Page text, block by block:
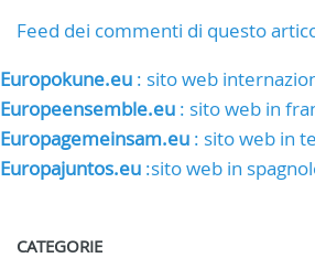
Feed dei commenti di questo
Europokune.eu : sito web
Europeensemble.eu : sito web in
Europagemeinsam.eu : sito web in
Europajuntos.eu :sito web in
CATEGORIE